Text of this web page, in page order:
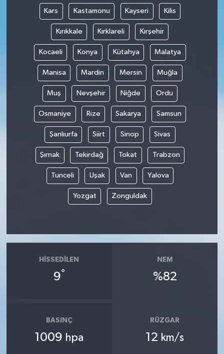
Kars Kastamonu Kayseri Kilis
Kırıkkale Kırklareli Kırşehir
Kocaeli Konya Kütahya Malatya
Manisa Mardin Mersin Muğla
Muş Nevşehir Niğde Ordu
Osmaniye Rize Sakarya Samsun
Şanlıurfa Siirt Sinop Sivas
Şırnak Tekirdağ Tokat Trabzon
Tunceli Uşak Van Yalova
Yozgat Zonguldak
HISSEDILEN
9°
NEM
%82
BASINÇ
1009 hpa
RÜZGAR
12 km/s